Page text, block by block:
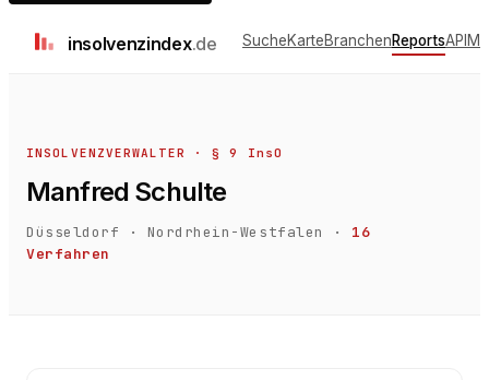
insolvenzindex.de SucheKarteBranchenReportsAPI
INSOLVENZVERWALTER · § 9 InsO
Manfred Schulte
Düsseldorf · Nordrhein-Westfalen ·
16
Verfahren